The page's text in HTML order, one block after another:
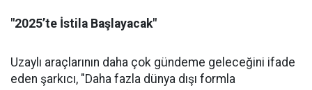
"2025’te İstila Başlayacak"
Uzaylı araçlarının daha çok gündeme geleceğini ifade
eden şarkıcı, "Daha fazla dünya dışı formla